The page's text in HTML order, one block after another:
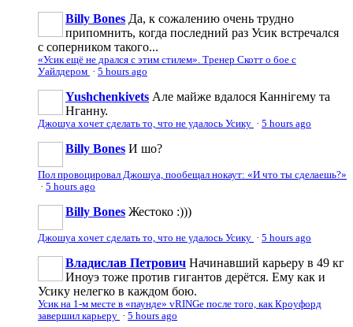
Billy Bones Да, к сожалению очень трудно
припомнить, когда последний раз Усик встречался
с соперником такого...
«Усик ещё не дрался с этим стилем». Тренер Скотт о бое с
Уайлдером · 5 hours ago
Yushchenkivets Але майже вдалося Каннігему та
Нганну.
Джошуа хочет сделать то, что не удалось Усику · 5 hours ago
Billy Bones И шо?
Пол провоцировал Джошуа, пообещал нокаут: «И что ты сделаешь?»
· 5 hours ago
Billy Bones Жестоко :)))
Джошуа хочет сделать то, что не удалось Усику · 5 hours ago
Владислав Петрович Начинавший карьеру в 49 кг
Иноуэ тоже против гигантов дерётся. Ему как и
Усику нелегко в каждом бою.
Усик на 1-м месте в «паунде» vRINGe после того, как Кроуфорд
завершил карьеру · 5 hours ago